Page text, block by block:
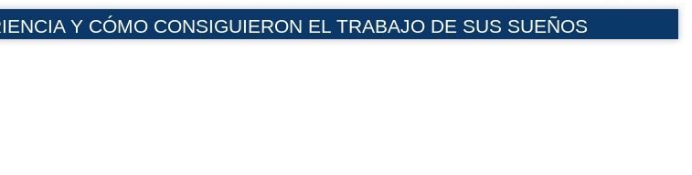
Y CÓMO CONSIGUIERON EL TRABAJO DE SUS SUEÑOS